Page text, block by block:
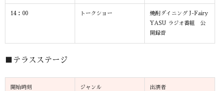
14：00 トークショー
焼酎ダイニング J-Fairy
YASU ラジオ番組 公
開録音
■テラスステージ
開始時刻 ジャンル 出演者